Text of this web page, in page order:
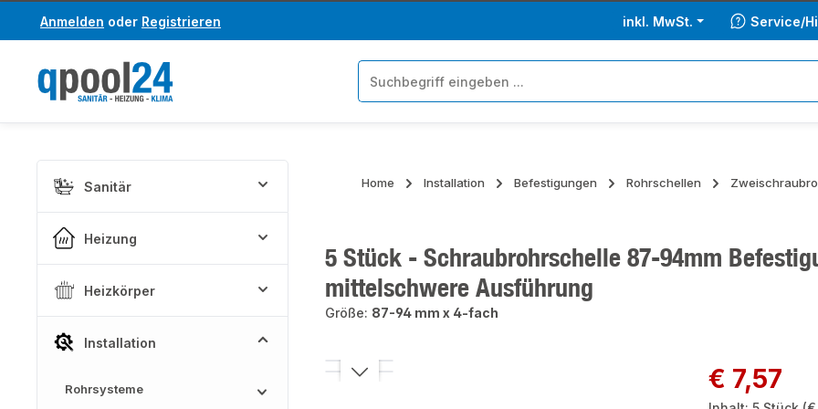
Hauptinhalt springen
Zur Suche springen
Anmelden oder Registrieren inkl. MwSt. Service/
Sanitär
Heizung
Heizkörper
Installation
Rohrsysteme
Home Installation Befestigungen Rohrschellen
5 Stück - Schraubrohrschelle 87-94mm
mittelschwere Ausführung
Größe: 87-94 mm x 4-fach
Bildergalerie überspringen Regulärer Preis:
€ 7,57